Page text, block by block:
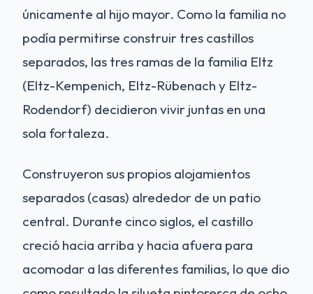
únicamente al hijo mayor. Como la familia no
podía permitirse construir tres castillos
separados, las tres ramas de la familia Eltz
(Eltz-Kempenich, Eltz-Rübenach y Eltz-
Rodendorf) decidieron vivir juntas en una
sola fortaleza.
Construyeron sus propios alojamientos
separados (casas) alrededor de un patio
central. Durante cinco siglos, el castillo
creció hacia arriba y hacia afuera para
acomodar a las diferentes familias, lo que dio